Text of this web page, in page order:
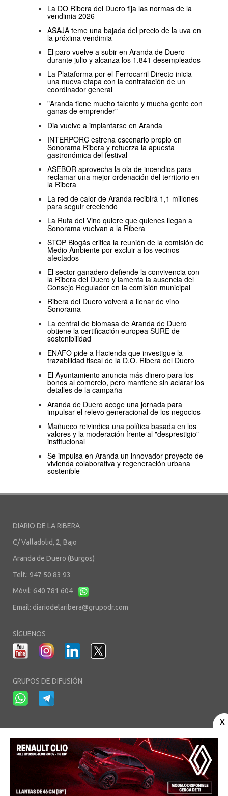
La DO Ribera del Duero fija las normas de la
vendimia 2026
ASAJA teme una bajada del precio de la uva en
la próxima vendimia
El paro vuelve a subir en Aranda de Duero
durante julio y alcanza los 1.841 desempleados
La Plataforma por el Ferrocarril Directo inicia
una nueva etapa con la contratación de un
coordinador general
"Aranda tiene mucho talento y mucha gente con
ganas de emprender"
Dia vuelve a implantarse en Aranda
INTERPORC estrena escenario propio en
Sonorama Ribera y refuerza la apuesta
gastronómica del festival
ASEBOR aprovecha la ola de incendios para
reclamar una mejor ordenación del territorio en
la Ribera
La red de calor de Aranda recibirá 1,1 millones
para seguir creciendo
La Ruta del Vino quiere que quienes llegan a
Sonorama vuelvan a la Ribera
STOP Biogás critica la reunión de la comisión de
Medio Ambiente por excluir a los vecinos
afectados
El sector ganadero defiende la convivencia con
la Ribera del Duero y lamenta la ausencia del
Consejo Regulador en la comisión municipal
Ribera del Duero volverá a llenar de vino
Sonorama
La central de biomasa de Aranda de Duero
obtiene la certificación europea SURE de
sostenibilidad
ENAFO pide a Hacienda que investigue la
trazabilidad fiscal de la D.O. Ribera del Duero
El Ayuntamiento anuncia más dinero para los
bonos al comercio, pero mantiene sin aclarar los
detalles de la campaña
Aranda de Duero acoge una jornada para
impulsar el relevo generacional de los negocios
Mañueco reivindica una política basada en los
valores y la moderación frente al "desprestigio"
institucional
Se impulsa en Aranda un innovador proyecto de
vivienda colaborativa y regeneración urbana
sostenible
DIARIO DE LA RIBERA
C/ Valladolid, 2, Bajo
Aranda de Duero (Burgos)
Telf.: 947 50 83 93
Móvil: 640 781 604
Email: diariodelaribera@grupodr.com
SÍGUENOS
GRUPOS DE DIFUSIÓN
Aviso Legal - Política de Privacidad-Política de Cookies - Área privada